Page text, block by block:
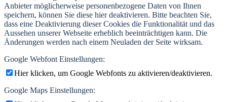
Anbieter möglicherweise personenbezogene Daten von Ihnen
speichern, können Sie diese hier deaktivieren. Bitte beachten Sie,
dass eine Deaktivierung dieser Cookies die Funktionalität und das
Aussehen unserer Webseite erheblich beeinträchtigen kann. Die
Änderungen werden nach einem Neuladen der Seite wirksam.
Google Webfont Einstellungen:
Hier klicken, um Google Webfonts zu aktivieren/deaktivieren.
Google Maps Einstellungen: